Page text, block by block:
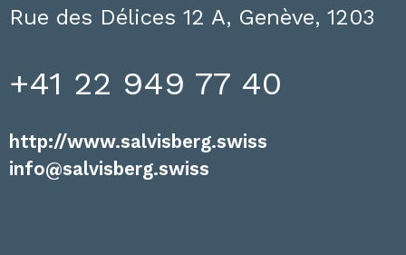
Rue des Délices 12 A, Genève, 1203
+41 22 949 77 40
http://www.salvisberg.swiss
info@salvisberg.swiss